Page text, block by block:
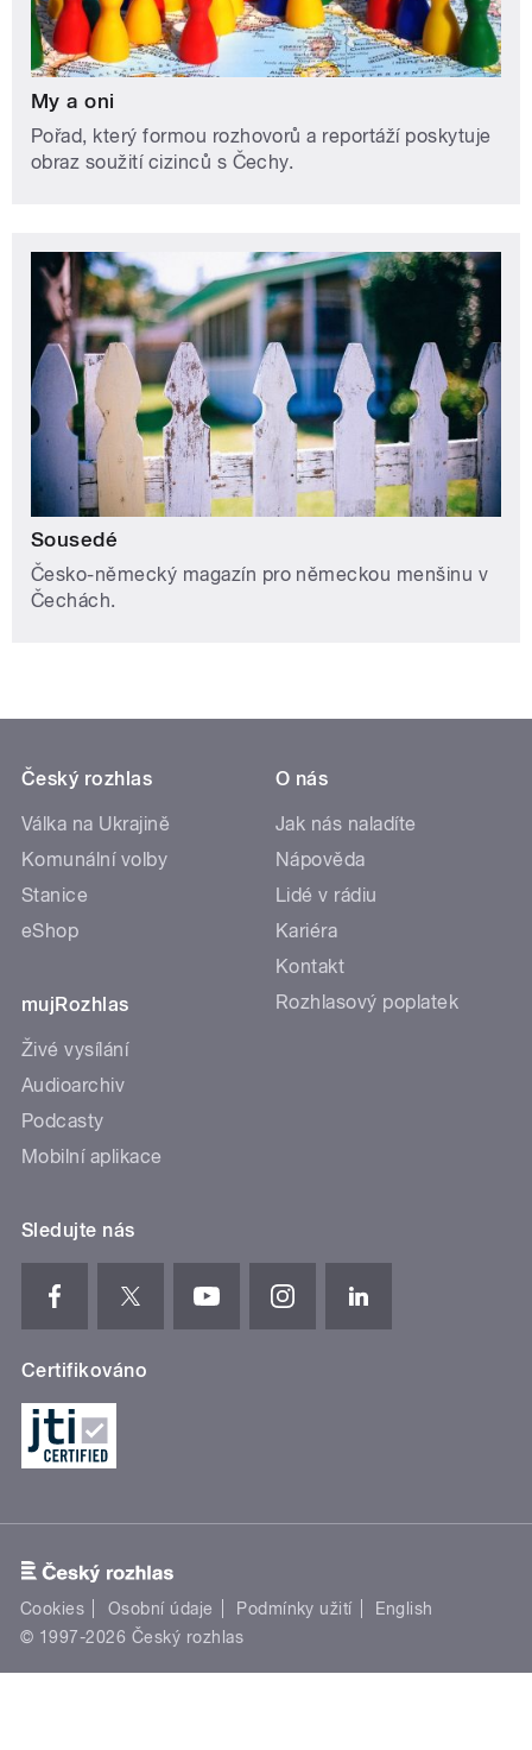
My a oni
Pořad, který formou rozhovorů a reportáží poskytuje
obraz soužití cizinců s Čechy.
Sousedé
Česko-německý magazín pro německou menšinu v
Čechách.
Český rozhlas
Válka na Ukrajině
Komunální volby
Stanice
eShop
mujRozhlas
Živé vysílání
Audioarchiv
Podcasty
Mobilní aplikace
O nás
Jak nás naladíte
Nápověda
Lidé v rádiu
Kariéra
Kontakt
Rozhlasový poplatek
Sledujte nás
Certifikováno
Cookies Osobní údaje Podmínky užití
English
© 1997-2026 Český rozhlas